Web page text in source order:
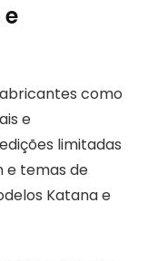
como
e
limitadas
e temas de
Katana e